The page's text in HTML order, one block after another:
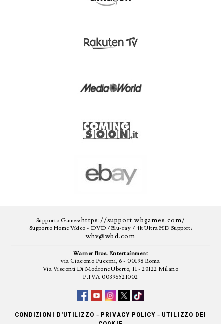
Supporto Games:https://support.wbgames.com/
Supporto Home Video - DVD / Blu-ray / 4k Ultra HD Support:
whv@wbd.com
Warner Bros. Entertainment
via Giacomo Puccini, 6 - 00198 Roma
Via Visconti Di Modrone Uberto, 11 - 20122 Milano
P.IVA 00896521002
CONDIZIONI D'UTILIZZO - PRIVACY POLICY - UTILIZZO DEI